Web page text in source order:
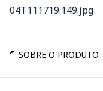
SOBRE O PRODUTO